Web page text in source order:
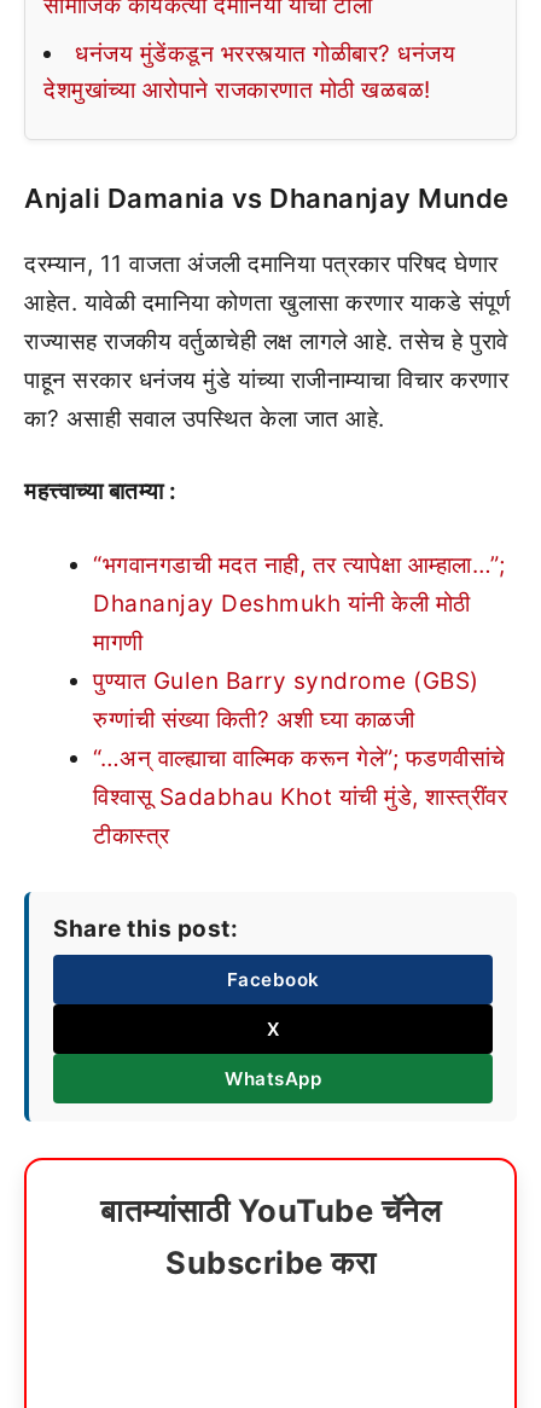
धनंजय मुंडेंकडून भररस्त्यात गोळीबार? धनंजय
देशमुखांच्या आरोपाने राजकारणात मोठी खळबळ!
Anjali Damania vs Dhananjay Munde
दरम्यान, 11 वाजता अंजली दमानिया पत्रकार परिषद घेणार
आहेत. यावेळी दमानिया कोणता खुलासा करणार याकडे संपूर्ण
राज्यासह राजकीय वर्तुळाचेही लक्ष लागले आहे. तसेच हे पुरावे
पाहून सरकार धनंजय मुंडे यांच्या राजीनाम्याचा विचार करणार
का? असाही सवाल उपस्थित केला जात आहे.
महत्त्वाच्या बातम्या :
“भगवानगडाची मदत नाही, तर त्यापेक्षा आम्हाला…”;
Dhananjay Deshmukh यांनी केली मोठी
मागणी
पुण्यात Gulen Barry syndrome (GBS)
रुग्णांची संख्या किती? अशी घ्या काळजी
“…अन् वाल्ह्याचा वाल्मिक करून गेले”; फडणवीसांचे
विश्वासू Sadabhau Khot यांची मुंडे, शास्त्रींवर
टीकास्त्र
Share this post:
Facebook
X
WhatsApp
बातम्यांसाठी YouTube चॅनेल
Subscribe करा